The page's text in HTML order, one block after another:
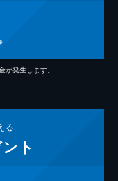
発生します。
る
ト